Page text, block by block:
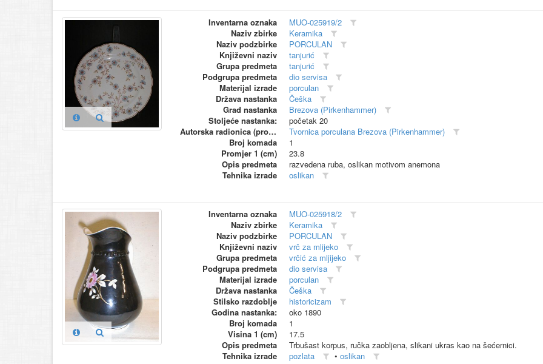
Inventarna oznaka
MUO-025919/2
Naziv zbirke
Keramika
Naziv podzbirke
PORCULAN
Književni naziv
tanjurić
Grupa predmeta
tanjurić
Podgrupa predmeta
dio servisa
Materijal izrade
porculan
Država nastanka
Češka
Grad nastanka
Brezova (Pirkenhammer)
Stoljeće nastanka:
početak 20
Autorska radionica (proizvođač)
Tvornica porculana Brezova (Pirkenhammer)
Broj komada
1
Promjer 1 (cm)
23.8
Opis predmeta
razvedena ruba, oslikan motivom anemona
Tehnika izrade
oslikan
Inventarna oznaka
MUO-025918/2
Naziv zbirke
Keramika
Naziv podzbirke
PORCULAN
Književni naziv
vrč za mlijeko
Grupa predmeta
vrčić za mljijeko
Podgrupa predmeta
dio servisa
Materijal izrade
porculan
Država nastanka
Češka
Stilsko razdoblje
historicizam
Godina nastanka:
oko 1890
Broj komada
1
Visina 1 (cm)
17.5
Opis predmeta
Trbušast korpus, ručka zaobljena, slikani ukras kao na šećernici.
Tehnika izrade
pozlata • oslikan